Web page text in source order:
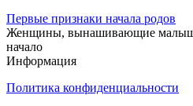
Первые признаки начала родов
Женщины, вынашивающие
начало
Информация
Политика конфиденциальности